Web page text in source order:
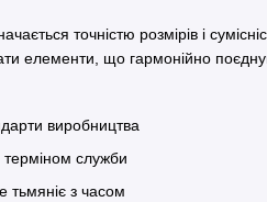
точністю розмірів і
елементи, що гармонійно
виробництва
терміном служби
тьмяніє з часом